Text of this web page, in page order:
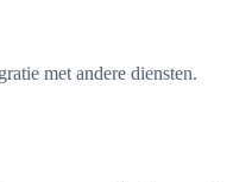
met andere diensten.